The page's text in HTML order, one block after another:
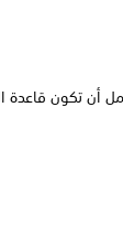
أن تكون قاعدة